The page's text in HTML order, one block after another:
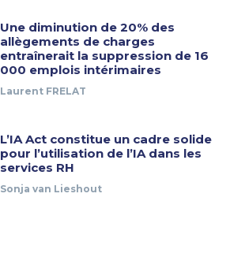
Une diminution de 20% des
allègements de charges
entraînerait la suppression de 16
000 emplois intérimaires
Laurent FRELAT
L’IA Act constitue un cadre solide
pour l’utilisation de l’IA dans les
services RH
Sonja van Lieshout